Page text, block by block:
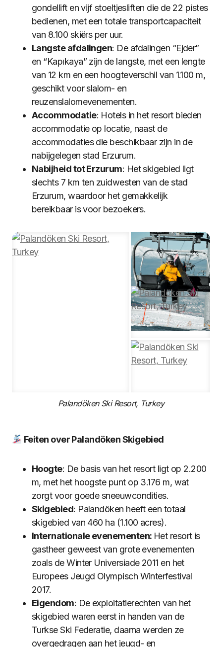
gondellift en vijf stoeltjesliften die de 22 pistes
bedienen, met een totale transportcapaciteit
van 8.100 skiërs per uur.
Langste afdalingen: De afdalingen “Ejder”
en “Kapıkaya” zijn de langste, met een lengte
van 12 km en een hoogteverschil van 1.100 m,
geschikt voor slalom- en
reuzenslalomevenementen.
Accommodatie: Hotels in het resort bieden
accommodatie op locatie, naast de
accommodaties die beschikbaar zijn in de
nabijgelegen stad Erzurum.
Nabijheid tot Erzurum: Het skigebied ligt
slechts 7 km ten zuidwesten van de stad
Erzurum, waardoor het gemakkelijk
bereikbaar is voor bezoekers.
Palandöken Ski Resort, Turkey
Feiten over Palandöken Skigebied
Hoogte: De basis van het resort ligt op 2.200
m, met het hoogste punt op 3.176 m, wat
zorgt voor goede sneeuwcondities.
Skigebied: Palandöken heeft een totaal
skigebied van 460 ha (1.100 acres).
Internationale evenementen: Het resort is
gastheer geweest van grote evenementen
zoals de Winter Universiade 2011 en het
Europees Jeugd Olympisch Winterfestival
2017.
Eigendom: De exploitatierechten van het
skigebied waren eerst in handen van de
Turkse Ski Federatie, daarna werden ze
overgedragen aan het jeugd- en